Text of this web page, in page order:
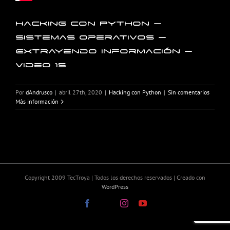
Hacking con Python –
Sistemas operativos –
Extrayendo información –
Video 15
Por dAndrusco | abril 27th, 2020 | Hacking con Python | Sin comentarios
Más información
Copyright 2009 TecTroya | Todos los derechos reservados | Creado con
WordPress
Facebook InstagramYouTube